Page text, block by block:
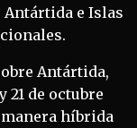
Antártida e Islas
Antártida,
21 de octubre
manera híbrida